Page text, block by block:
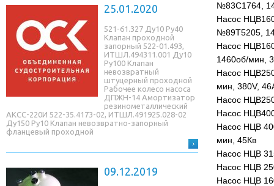
25.01.2020
521-61.327 Ду10 Ру40
Клапан проходной
запорный 522-01.493,
ИТШЛ.494311.001 Ду10
Ру100 Клапан
невозвратный
штуцерный проходной
Рабочее колесо насоса
ДПЖН-14 Амортизатор
резинометаллический
АКСС-220И 522-35.4173-02, ИТШЛ.491925.028-02
Ду150 Ру10 Клапан невозвратно-запорный
фланцевый проходной
09.12.2019
№83С1764,
Насос
№89Т5205,
Насос
1460об/мин,
Насос
мин, 380V,
Насос
Насос
Насос НЦВ
мин, 45Кв
Насос НЦВ
Насос НЦВ
Насос НЦВ